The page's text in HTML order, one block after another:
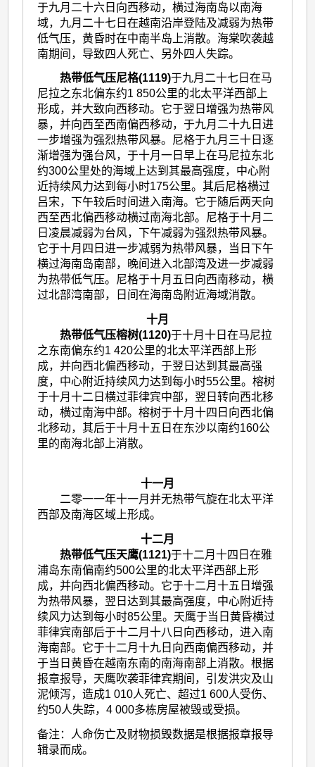
于九月二十六日向西移动，横过海南岛以南海
域，九月二十七日在越南沿岸登陆及减弱为热带
低气压，黄昏时在中南半岛上消散。海棠吹袭越
南期间，导致四人死亡、另外四人失踪。
热带低气压尼格(1119)于九月二十七日在马
尼拉之东北偏东约1 850公里的北太平洋西部上
形成，并大致向西移动。它于翌日增强为热带风
暴，并向西至西南偏西移动，于九月二十九日进
一步增强为强烈热带风暴。尼格于九月三十日逐
渐增强为强台风，于十月一日早上在马尼拉东北
约300公里处的海域上达到其最高强度，中心附
近持续风力达到每小时175公里。其后尼格横过
吕宋，下午较后时间进入南海。它于随后两天向
西至西北偏西移动横过南海北部。尼格于十月二
日凌晨减弱为台风，下午减弱为强烈热带风暴。
它于十月四日进一步减弱为热带风暴，当日下午
横过海南岛南部，晚间进入北部湾及进一步减弱
为热带低气压。尼格于十月五日向西南移动，横
过北部湾南部，日间在海南岛附近海域消散。
十月
热带低气压榕树(1120)于十月十日在马尼拉
之东南偏东约1 420公里的北太平洋西部上形
成，并向西北偏西移动，于翌日达到其最高强
度，中心附近持续风力达到每小时55‍公里。榕树
于十月十二日横过菲律宾中部，翌日转向西北移
动，横过南海中部。榕树于十月十四日向西北偏
北移动，其后于十月十五日在东沙以南约160公
里的南海北部上消散。
十一月
二零一一年十一月并无热带气旋在北太平洋
西部及南海区域上形成。
十二月
热带低气压天鹰(1121)于十二月十四日在雅
浦岛东南偏南约500公里的北太平洋西部上形
成，并向西北偏西移动。它于十二月十五日增强
为热带风暴，翌日达到其最高强度，中心附近持
续风力达到每小时85公里。天鹰于当日黄昏横过
菲律宾南部后于十二月十八日向西移动，进入南
海南部。它于十二月十九日向西南偏西移动，并
于当日黄昏在越南东南的南海南部上消散。根据
报章报导，天鹰吹袭菲律宾期间，引发洪灾及山
泥倾泻，造成1 010人死亡、超过1 600人受伤、
约50人失踪，4 000多栋房屋被毁或受损。
备注：人命伤亡及财物损毁数据是根据报章报导
辑录而成。